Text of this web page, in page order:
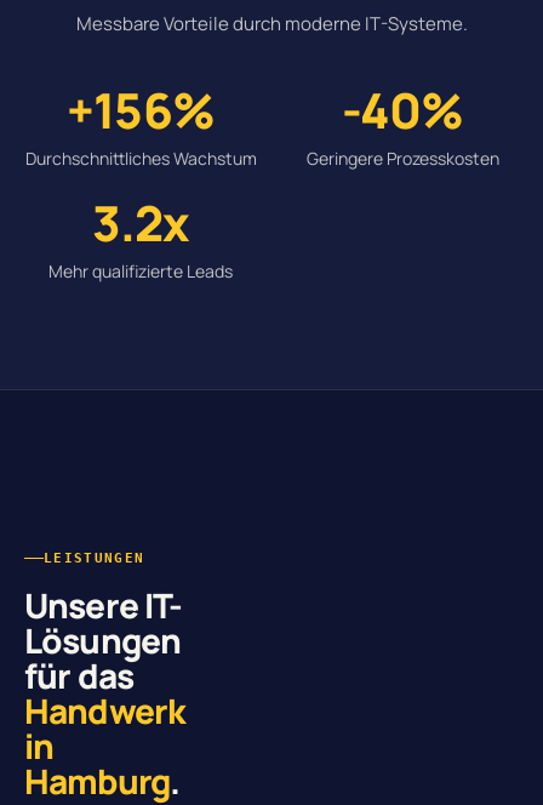
Messbare Vorteile durch moderne IT-Systeme.
+156%
Durchschnittliches Wachstum
-40%
Geringere Prozesskosten
3.2x
Mehr qualifizierte Leads
LEISTUNGEN
Unsere IT-
Lösungen
für das
Handwerk
in
Hamburg.